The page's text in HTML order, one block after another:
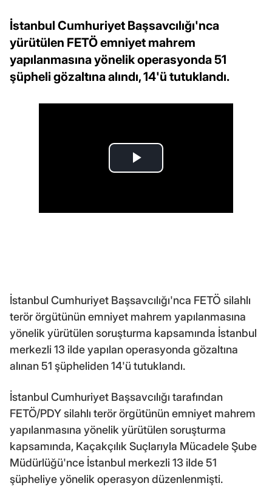
İstanbul Cumhuriyet Başsavcılığı'nca
yürütülen FETÖ emniyet mahrem
yapılanmasına yönelik operasyonda 51
şüpheli gözaltına alındı, 14'ü tutuklandı.
İstanbul Cumhuriyet Başsavcılığı'nca FETÖ silahlı
terör örgütünün emniyet mahrem yapılanmasına
yönelik yürütülen soruşturma kapsamında İstanbul
merkezli 13 ilde yapılan operasyonda gözaltına
alınan 51 şüpheliden 14'ü tutuklandı.
İstanbul Cumhuriyet Başsavcılığı tarafından
FETÖ/PDY silahlı terör örgütünün emniyet mahrem
yapılanmasına yönelik yürütülen soruşturma
kapsamında, Kaçakçılık Suçlarıyla Mücadele Şube
Müdürlüğü'nce İstanbul merkezli 13 ilde 51
şüpheliye yönelik operasyon düzenlenmişti.